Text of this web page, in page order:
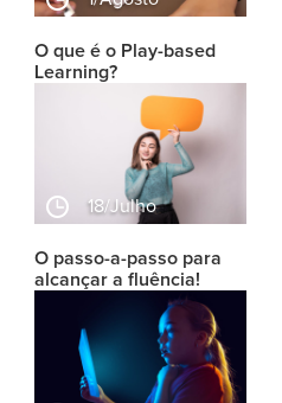
O que é o Play-based
Learning?
18/julho
O passo-a-passo para
alcançar a fluência!